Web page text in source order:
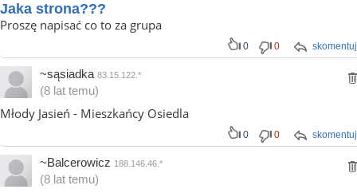
Jaka strona???
Proszę napisać co to za grupa
skomentuj
0 0
~sąsiadka 83.15.122.*
(8 lat temu)
Młody Jasień - Mieszkańcy Osiedla
skomentuj
0 0
~Balcerowicz 188.146.46.*
(8 lat temu)